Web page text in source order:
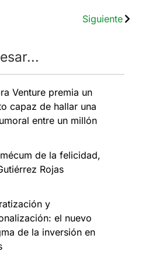
Siguiente
Venture premia un
capaz de hallar una
entre un millón
de la felicidad,
Rojas
y
el nuevo
de la inversión en